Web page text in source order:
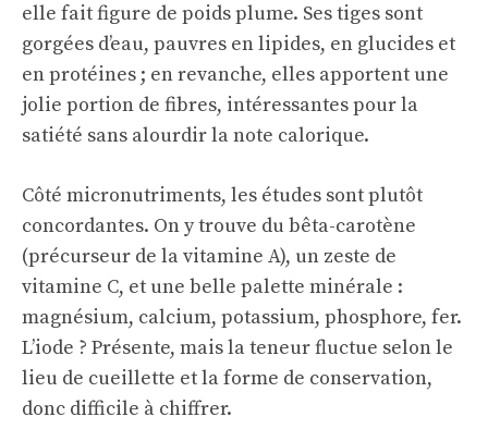
elle fait figure de poids plume. Ses tiges sont
gorgées d’eau, pauvres en lipides, en glucides et
en protéines ; en revanche, elles apportent une
jolie portion de fibres, intéressantes pour la
satiété sans alourdir la note calorique.
Côté micronutriments, les études sont plutôt
concordantes. On y trouve du bêta-carotène
(précurseur de la vitamine A), un zeste de
vitamine C, et une belle palette minérale :
magnésium, calcium, potassium, phosphore, fer.
L’iode ? Présente, mais la teneur fluctue selon le
lieu de cueillette et la forme de conservation,
donc difficile à chiffrer.